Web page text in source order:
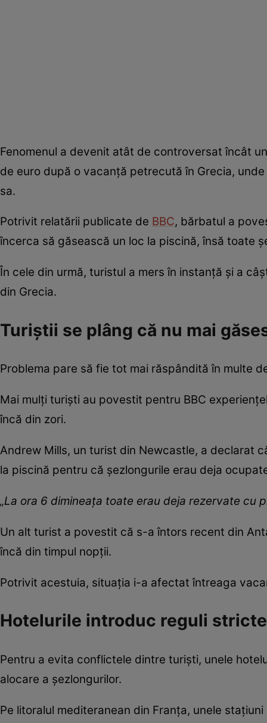
Fenomenul a devenit atât de controversat încât
de euro după o vacanță petrecută în Grecia,
sa.
Potrivit relatării publicate de BBC, bărbatul a
încerca să găsească un loc la piscină, însă toate
În cele din urmă, turistul a mers în instanță și a
din Grecia.
Turiștii se plâng că nu mai
Problema pare să fie tot mai răspândită în multe
Mai mulți turiști au povestit pentru BBC
încă din zori.
Andrew Mills, un turist din Newcastle, a declarat
la piscină pentru că șezlongurile erau deja
„La ora 6 dimineața toate erau deja rezervate cu
Un alt turist a povestit că s-a întors recent din
încă din timpul nopții.
Potrivit acestuia, situația i-a afectat întreaga
Hotelurile introduc reguli
Pentru a evita conflictele dintre turiști, unele
alocare a șezlongurilor.
Pe litoralul mediteranean din Franța, unele